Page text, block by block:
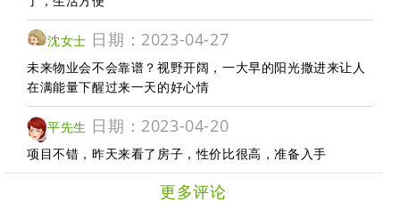
沈女士 日期：2023-04-27
未来物业会不会靠谱？视野开阔，一大早的阳光撒进来让人
在满能量下醒过来一天的好心情
平先生 日期：2023-04-20
项目不错，昨天来看了房子，性价比很高，准备入手
更多评论